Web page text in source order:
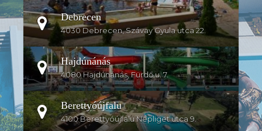
Debrecen
4030 Debrecen, Szávay Gyula utca 22.
Hajdúnánás
4080 Hajdúnánás, Fürdő u. 7.
Berettyóújfalu
4100 Berettyóújfalu Népliget utca 9.